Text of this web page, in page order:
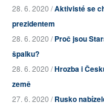
28. 6. 2020 /Aktivisté se
prezidentem
28. 6. 2020 /Proč jsou
špalku?
28. 6. 2020 /Hrozba i
země
27. 6. 2020 /Rusko